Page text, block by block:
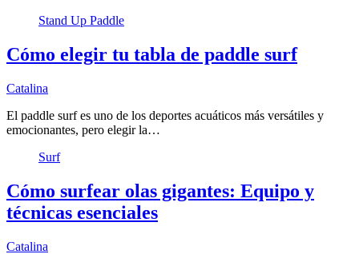
Stand Up Paddle
Cómo elegir tu tabla de paddle surf
Catalina
El paddle surf es uno de los deportes acuáticos más versátiles y
emocionantes, pero elegir la…
Surf
Cómo surfear olas gigantes: Equipo y
técnicas esenciales
Catalina